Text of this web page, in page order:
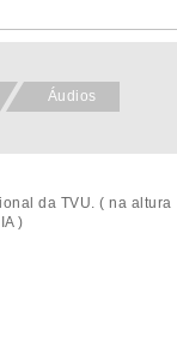
Áudios
da TVU. ( na altura
)